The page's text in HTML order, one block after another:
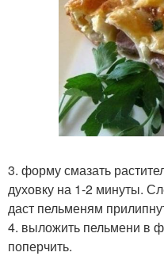
3. форму смазать
духовку на 1-2 минуты.
даст пельменям
4. выложить пельмени в
поперчить.